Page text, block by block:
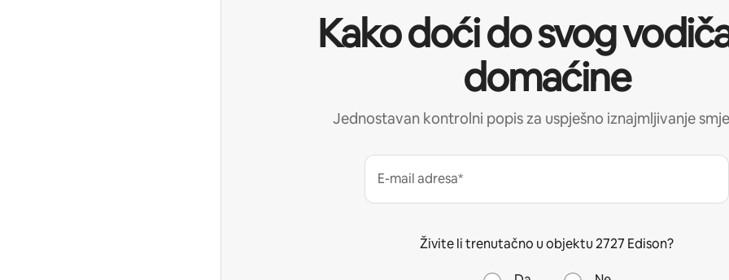
Kako doći do svog
domaćine
Jednostavan kontrolni popis za uspješno iznajmljivanje
E-mail adresa*
Živite li trenutačno u objektu 2727 Edison?